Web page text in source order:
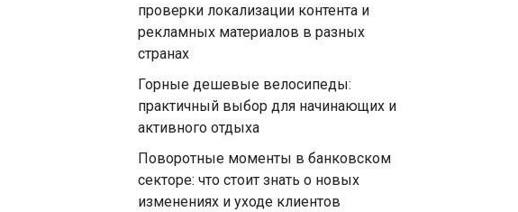
проверки локализации контента и
рекламных материалов в разных
странах
Горные дешевые велосипеды:
практичный выбор для начинающих и
активного отдыха
Поворотные моменты в банковском
секторе: что стоит знать о новых
изменениях и уходе клиентов